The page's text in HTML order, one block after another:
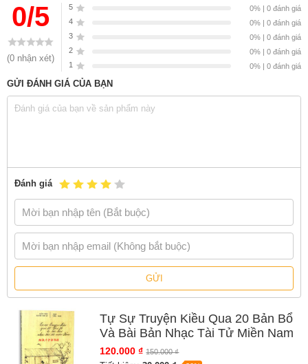
0/5
(0 nhận xét)
5
0% | 0 đánh giá
4
0% | 0 đánh giá
3
0% | 0 đánh giá
2
0% | 0 đánh giá
1
0% | 0 đánh giá
GỬI ĐÁNH GIÁ CỦA BẠN
Đánh giá
GỬI
Tự Sự Truyện Kiều Qua 20 Bản Bổ
Và Bài Bản Nhạc Tài Tử Miền Nam
120.000 ₫ 150.000 ₫